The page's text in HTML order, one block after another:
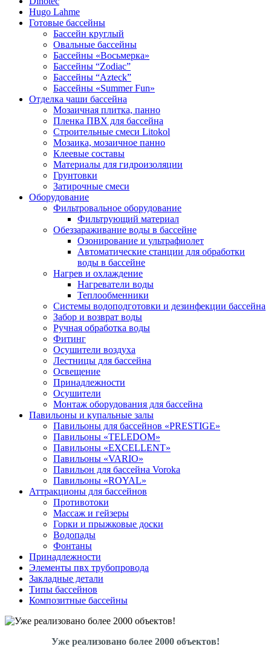
Hugo Lahme
Готовые бассейны
Бассейн круглый
Овальные бассейны
Бассейны «Восьмерка»
Бассейны “Zodiac”
Бассейны “Azteck”
Бассейны «Summer Fun»
Отделка чаши бассейна
Мозаичная плитка, панно
Пленка ПВХ для бассейна
Строительные смеси Litokol
Мозаика, мозаичное панно
Клеевые составы
Материалы для гидроизоляции
Грунтовки
Затирочные смеси
Оборудование
Фильтровальное оборудование
Фильтрующий материал
Обеззараживание воды в бассейне
Озонирование и ультрафиолет
Автоматические станции для обработки
воды в бассейне
Нагрев и охлаждение
Нагреватели воды
Теплообменники
Системы водоподготовки и дезинфекции бассейна
Забор и возврат воды
Ручная обработка воды
Фитинг
Осушители воздуха
Лестницы для бассейна
Освещение
Принадлежности
Осушители
Монтаж оборудования для бассейна
Павильоны и купальные залы
Павильоны для бассейнов «PRESTIGE»
Павильоны «TELEDOM»
Павильоны «EXCELLENT»
Павильоны «VARIO»
Павильон для бассейна Voroka
Павильоны «ROYAL»
Аттракционы для бассейнов
Противотоки
Массаж и гейзеры
Горки и прыжковые доски
Водопады
Фонтаны
Принадлежности
Элементы пвх трубопровода
Закладные детали
Типы бассейнов
Композитные бассейны
Уже реализовано более 2000 объектов!